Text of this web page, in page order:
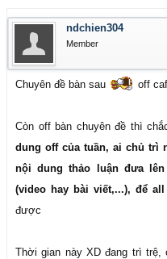
ndchien304
Member
Chuyên đề bàn sau off
Còn off bàn chuyên đề thì
dung off của tuần, ai chủ trì
nội dung thảo luận đưa
(video hay bài viết,...), để
được
Thời gian này XD đang trì